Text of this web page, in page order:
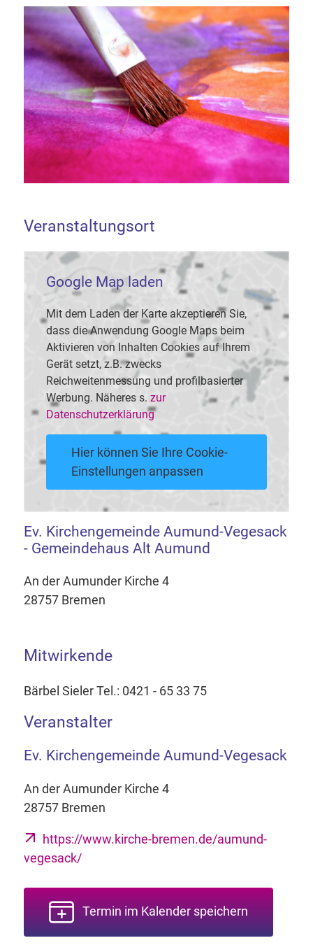
Veranstaltungsort
Google Map laden
Mit dem Laden der Karte akzeptieren Sie,
dass die Anwendung Google Maps beim
Aktivieren von Inhalten Cookies auf Ihrem
Gerät setzt, z.B. zwecks
Reichweitenmessung und profilbasierter
Werbung. Näheres s. zur
Datenschutzerklärung
Hier können Sie Ihre Cookie-
Einstellungen anpassen
Ev. Kirchengemeinde Aumund-Vegesack
- Gemeindehaus Alt Aumund
An der Aumunder Kirche 4
28757 Bremen
Mitwirkende
Bärbel Sieler Tel.: 0421 - 65 33 75
Veranstalter
Ev. Kirchengemeinde Aumund-Vegesack
An der Aumunder Kirche 4
28757 Bremen
https://www.kirche-bremen.de/aumund-
vegesack/
Termin im Kalender speichern